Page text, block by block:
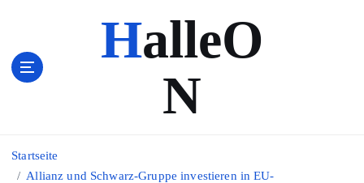
HalleO
N
Startseite
Allianz und Schwarz-Gruppe investieren in EU-